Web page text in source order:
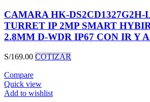
CAMARA HK-
TURRET IP 2MP SMART
2.8MM D-WDR IP67 CON IR Y
S/169.00 COTIZAR
Compare
Quick view
Add to wishlist